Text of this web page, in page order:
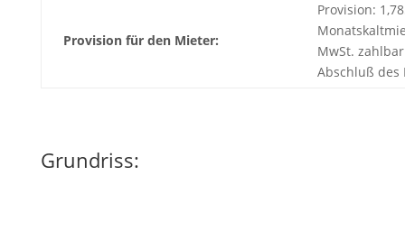
Provision für den Mieter:
Provision:
MwSt.
Abschluß des
Grundriss: